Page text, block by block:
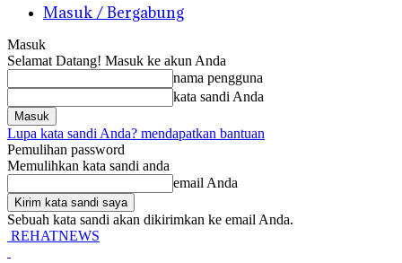
Masuk / Bergabung
Masuk
Selamat Datang! Masuk ke akun Anda
nama pengguna
kata sandi Anda
Lupa kata sandi Anda? mendapatkan bantuan
Pemulihan password
Memulihkan kata sandi anda
email Anda
Sebuah kata sandi akan dikirimkan ke email Anda.
REHATNEWS